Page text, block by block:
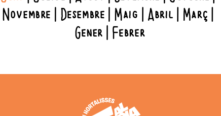
Novembre Desembre Maig Abril Març
Gener Febrer